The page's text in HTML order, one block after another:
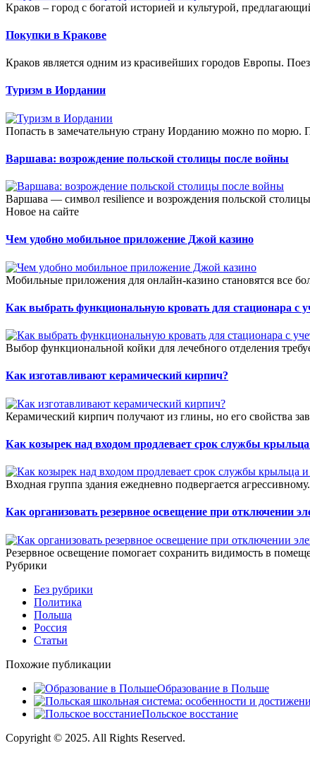
Краков – город с богатой историей и культурой,
Покупки в Кракове
Краков является одним из красивейших городов Европы.
Туризм в Иордании
Попасть в замечательную страну Иорданию можно по морю.
Варшава: возрождение польской столицы после войны
Варшава — символ resilience и возрождения польской
Новое на сайте
Чем удобно мобильное приложение Джой казино
Мобильные приложения для онлайн-казино становятся все
Как выбрать функциональную кровать для стационара с
Выбор функциональной койки для лечебного отделения
Как изготавливают керамический кирпич?
Керамический кирпич получают из глины, но его свойства
Как козырек над входом продлевает срок службы крыльца
Входная группа здания ежедневно подвергается
Как организовать резервное освещение при отключении
Резервное освещение помогает сохранить видимость в
Рубрики
Без рубрики
Политика
Польша
Россия
Статьи
Похожие публикации
Образование в Польше
Польское восстание
Copyright © 2025. All Rights Reserved.